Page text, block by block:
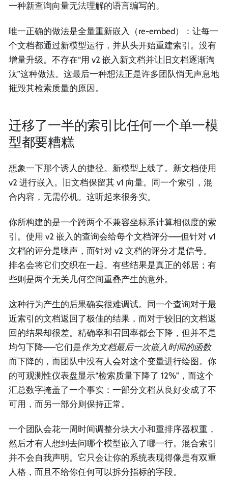
一种新查询向量无法理解的语言编写的。
唯一正确的做法是全量重新嵌入（re-embed）：让每一
个文档都通过新模型运行，并从头开始重建索引。没有
增量升级。不存在“用 v2 嵌入新文档并让旧文档逐渐淘
汰”这种做法。这最后一种想法正是许多团队悄无声息地
摧毁其检索质量的原因。
迁移了一半的索引比任何一个单一模
型都要糟糕
想象一下那个诱人的捷径。新模型上线了。新文档使用
v2 进行嵌入。旧文档保留其 v1 向量。同一个索引，混
合内容，无需停机。这听起来很务实。
你所构建的是一个跨两个不兼容坐标系计算相似度的索
引。使用 v2 嵌入的查询会给每个文档评分——但针对 v1
文档的评分是噪声，而针对 v2 文档的评分才是信号。
排名会将它们交织在一起。有些结果是真正的邻居；有
些则是两个无关几何空间重叠产生的意外。
这种行为产生的后果确实很难调试。同一个查询对于最
近索引的文档返回了极佳的结果，而对于较旧的文档返
回的结果却很差。精确率和召回率都会下降，但并不是
均匀下降——它们是作为文档最后一次嵌入时间的函数
而下降的，而团队中没有人会对这个变量进行绘图。你
的可观测性仪表盘显示“检索质量下降了 12%”，而这个
汇总数字掩盖了一个事实：一部分文档从良好变成了不
可用，而另一部分则保持正常。
一个团队会花一周时间调整分块大小和重排序器权重，
然后才有人想到去问哪个模型嵌入了哪一行。混合索引
并不会自我声明。它只会让你的系统表现得像是有双重
人格，而且不给你任何可以拆分指标的字段。